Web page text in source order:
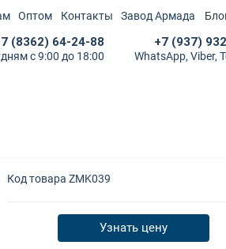
Оптом Контакты Завод Армада
(8362) 64-24-88
с 9:00 до 18:00
+7 (937)
WhatsApp, Viber,
Код товара ZMK039
Узнать цену